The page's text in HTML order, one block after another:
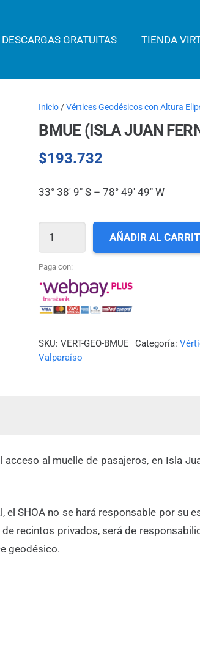
DESCARGAS GRATUITAS TIENDA
Inicio /Vértices Geodésicos con Altura
BMUE (ISLA JUAN
$193.732
33° 38′ 9″ S – 78° 49′ 49″ W
JUAN
FERNÁNDEZ)
cantidad
AÑADIR AL
Paga con:
SKU:VERT-GEO-BMUE Categoría:
Valparaíso
al muelle de pasajeros, en Isla
el SHOA no se hará responsable por
recintos privados, será de
geodésico.